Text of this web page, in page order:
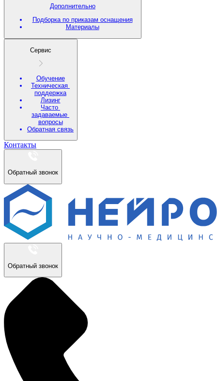
Дополнительно
Подборка по приказам оснащения
Материалы
Сервис
Обучение
Техническая
поддержка
Лизинг
Часто
задаваемые
вопросы
Обратная связь
Контакты
Обратный звонок
Обратный звонок